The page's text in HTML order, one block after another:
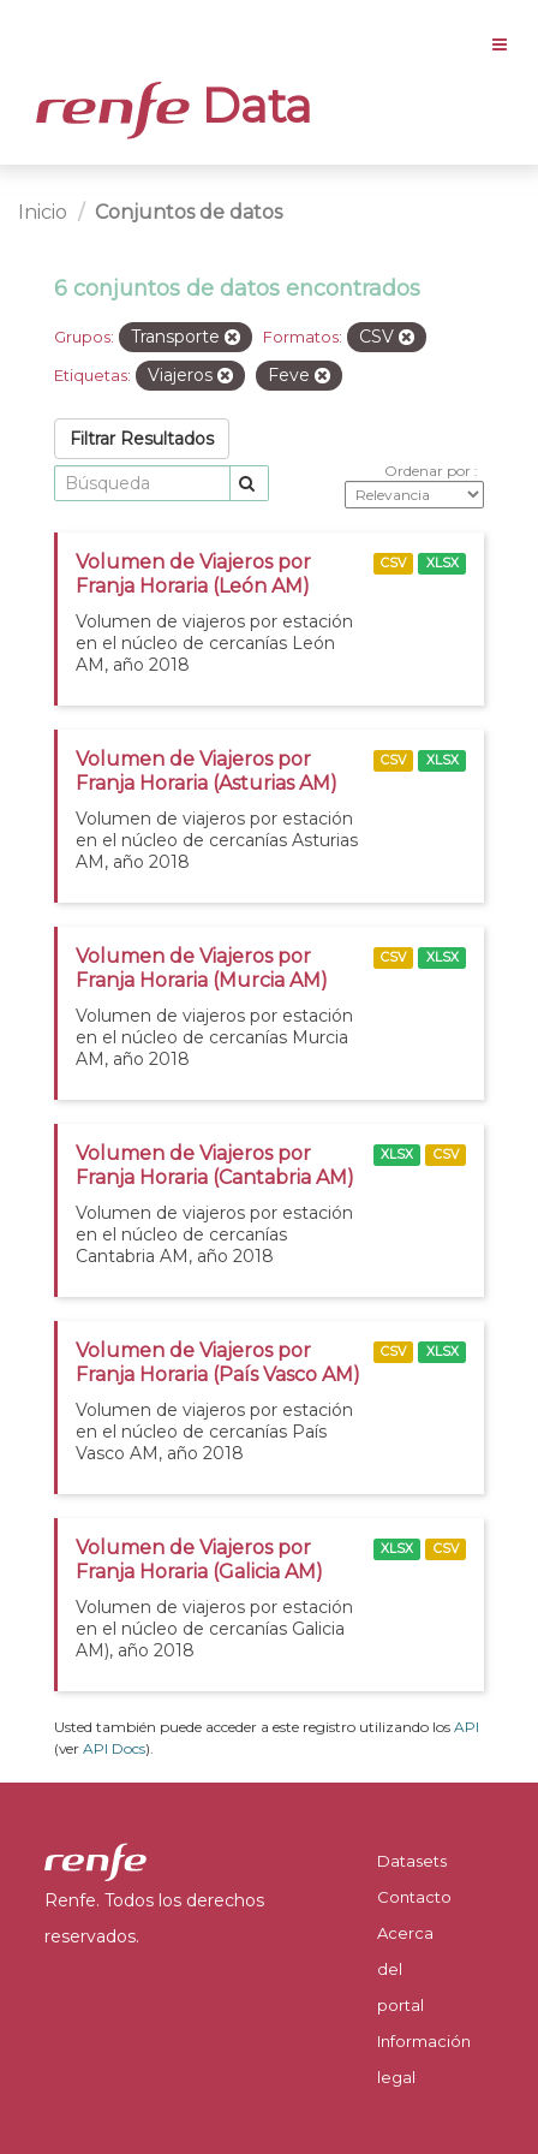
Data
Inicio Conjuntos de datos
6 conjuntos de datos encontrados
Grupos: Transporte Formatos: CSV
Etiquetas: Viajeros Feve
Filtrar Resultados
Ordenar por
Volumen de Viajeros por
Franja Horaria (León AM)
Volumen de viajeros por estación
en el núcleo de cercanías León
AM, año 2018
CSV XLSX
Volumen de Viajeros por
Franja Horaria (Asturias AM)
Volumen de viajeros por estación
en el núcleo de cercanías Asturias
AM, año 2018
CSV XLSX
Volumen de Viajeros por
Franja Horaria (Murcia AM)
Volumen de viajeros por estación
en el núcleo de cercanías Murcia
AM, año 2018
CSV XLSX
Volumen de Viajeros por
Franja Horaria (Cantabria AM)
Volumen de viajeros por estación
en el núcleo de cercanías
Cantabria AM, año 2018
XLSX CSV
Volumen de Viajeros por
Franja Horaria (País Vasco AM)
Volumen de viajeros por estación
en el núcleo de cercanías País
Vasco AM, año 2018
CSV XLSX
Volumen de Viajeros por
Franja Horaria (Galicia AM)
Volumen de viajeros por estación
en el núcleo de cercanías Galicia
AM), año 2018
XLSX CSV
Usted también puede acceder a este registro utilizando los API
(ver API Docs).
Renfe. Todos los derechos
reservados.
Datasets
Contacto
Acerca
del
portal
Información
legal